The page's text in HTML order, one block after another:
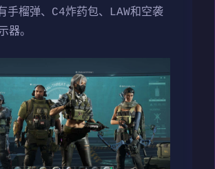
手榴弹、C4炸药包、LAW和空袭
器。